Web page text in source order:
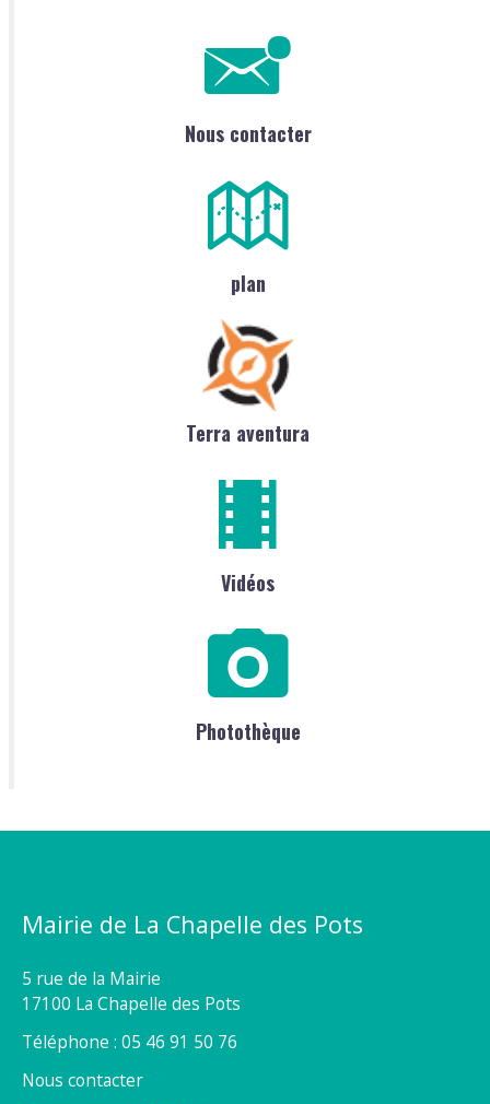
Nous contacter
plan
Terra aventura
Vidéos
Photothèque
Mairie de La Chapelle des Pots
5 rue de la Mairie
17100 La Chapelle des Pots
Téléphone : 05 46 91 50 76
Nous contacter